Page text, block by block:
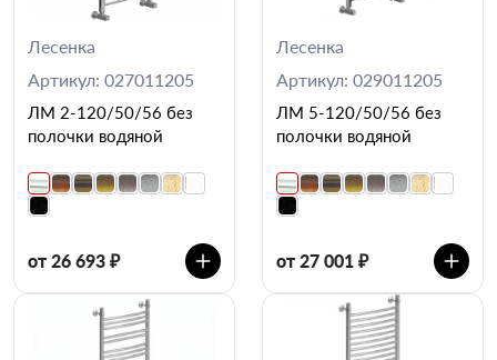
Лесенка
Артикул: 027011205
ЛМ 2-120/50/56 без
полочки водяной
от 26 693 ₽
Лесенка
Артикул: 029011205
ЛМ 5-120/50/56 без
полочки водяной
от 27 001 ₽